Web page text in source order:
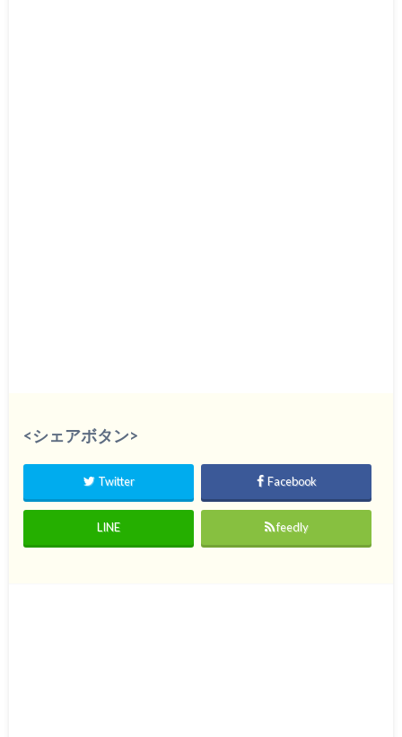
<シェアボタン>
Twitter Facebook
LINE feedly